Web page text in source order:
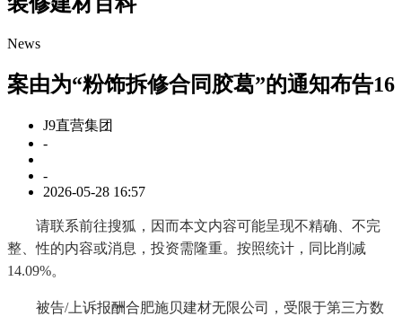
News
案由为“粉饰拆修合同胶葛”的通知布告16
J9直营集团
-
-
2026-05-28 16:57
请联系前往搜狐，因而本文内容可能呈现不精确、不完
整、性的内容或消息，投资需隆重。按照统计，同比削减
14.09%。
被告/上诉报酬合肥施贝建材无限公司，受限于第三方数